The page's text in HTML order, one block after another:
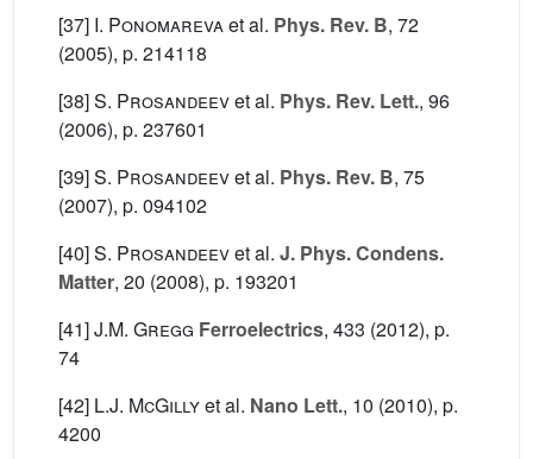
[37] I. Ponomarevaet al. Phys. Rev. B, 72
(2005), p. 214118
[38]S. Prosandeevet al. Phys. Rev. Lett., 96
(2006), p. 237601
[39]S. Prosandeevet al. Phys. Rev. B, 75
(2007), p. 094102
[40]S. Prosandeevet al. J. Phys. Condens.
Matter, 20 (2008), p. 193201
[41]J.M. Gregg Ferroelectrics, 433 (2012), p.
74
[42] L.J. McGillyet al. Nano Lett., 10 (2010), p.
4200